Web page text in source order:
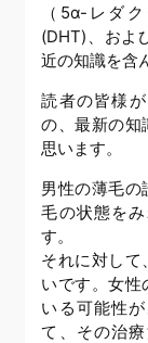
（5α-レダ
(DHT)、およ
近の知識を含
読者の皆様
の、最新の知
思います。
男性の薄毛の
毛の状態を
す。
それに対して
いです。女性
いる可能性
て、その治